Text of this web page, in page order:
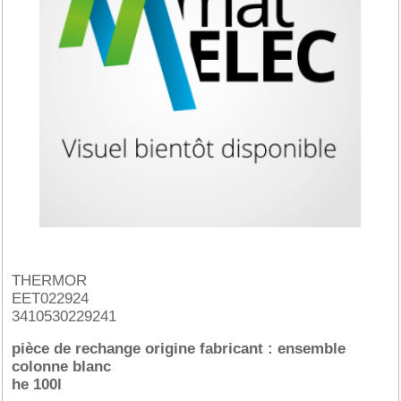
THERMOR
EET022924
3410530229241
pièce de rechange origine fabricant : ensemble
colonne blanc
he 100l